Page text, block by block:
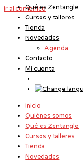
Ir al contenidoQué es Zentangle
Cursos y talleres
Tienda
Novedades
Agenda
Contacto
Mi cuenta
Inicio
Quiénes somos
Qué es Zentangle
Cursos y talleres
Tienda
Novedades